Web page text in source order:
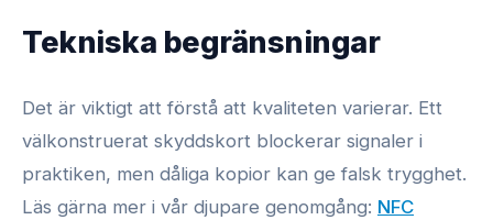
Tekniska begränsningar
Det är viktigt att förstå att kvaliteten varierar. Ett
välkonstruerat skyddskort blockerar signaler i
praktiken, men dåliga kopior kan ge falsk trygghet.
Läs gärna mer i vår djupare genomgång: NFC